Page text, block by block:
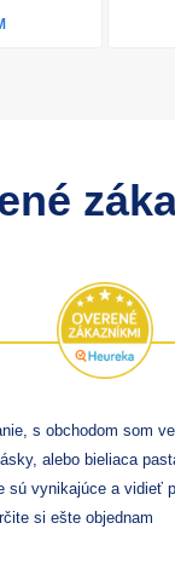
s obchodom som
alebo bieliaca
sú vynikajúce a vidieť
si ešte objednam